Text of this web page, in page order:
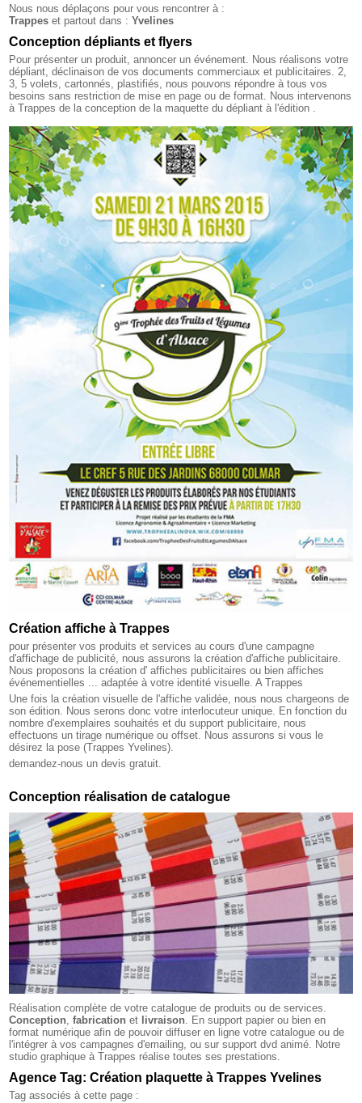
Nous nous déplaçons pour vous rencontrer à :
Trappes et partout dans :Yvelines
Conception dépliants et flyers
Pour présenter un produit, annoncer un événement. Nous réalisons votre
dépliant, déclinaison de vos documents commerciaux et publicitaires. 2,
3, 5 volets, cartonnés, plastifiés, nous pouvons répondre à tous vos
besoins sans restriction de mise en page ou de format. Nous intervenons
à Trappes de la conception de la maquette du dépliant à l'édition .
Création affiche à Trappes
pour présenter vos produits et services au cours d'une campagne
d'affichage de publicité, nous assurons la création d'affiche publicitaire.
Nous proposons la création d' affiches publicitaires ou bien affiches
événementielles ... adaptée à votre identité visuelle. A Trappes
Une fois la création visuelle de l'affiche validée, nous nous chargeons de
son édition. Nous serons donc votre interlocuteur unique. En fonction du
nombre d'exemplaires souhaités et du support publicitaire, nous
effectuons un tirage numérique ou offset. Nous assurons si vous le
désirez la pose (Trappes Yvelines).
demandez-nous un devis gratuit.
Conception réalisation de catalogue
Réalisation complète de votre catalogue de produits ou de services.
Conception ,fabrication et livraison . En support papier ou bien en
format numérique afin de pouvoir diffuser en ligne votre catalogue ou de
l'intégrer à vos campagnes d'emailing, ou sur support dvd animé. Notre
studio graphique à Trappes réalise toutes ses prestations.
Agence Tag: Création plaquette à Trappes Yvelines
Tag associés à cette page :